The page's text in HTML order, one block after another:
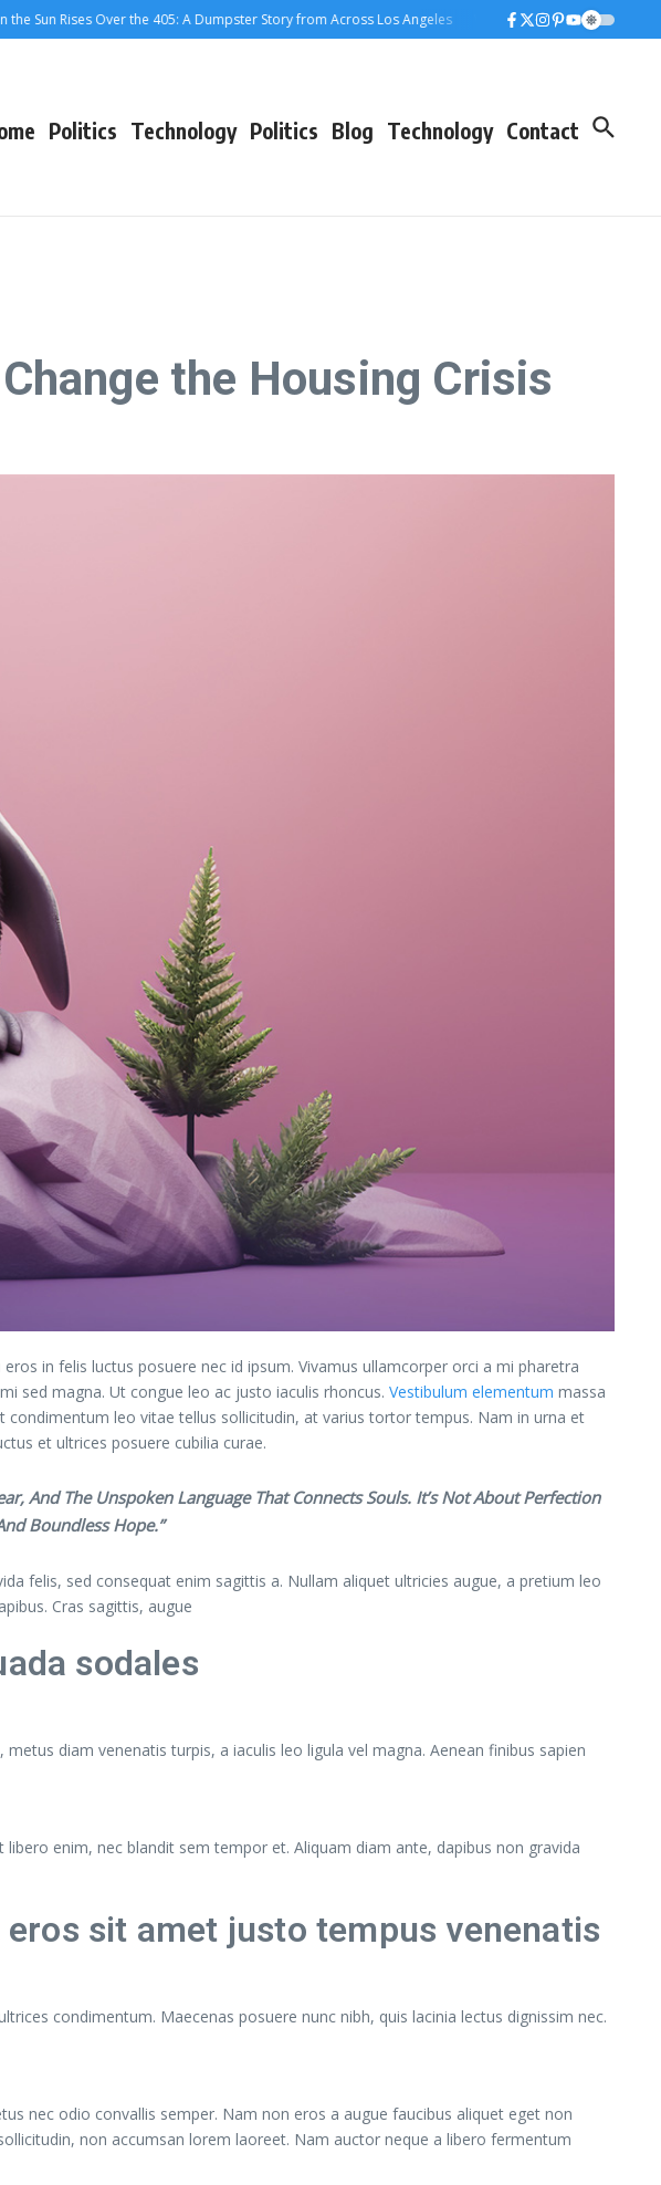
Rises Over the 405: A Dumpster Story from Across Los Angeles When the Dumpster Came to
Politics Technology Politics Blog Technology Contact
the Housing Crisis
in felis luctus posuere nec id ipsum. Vivamus ullamcorper orci a mi pharetra
sed magna. Ut congue leo ac justo iaculis rhoncus. Vestibulum elementum massa
leo vitae tellus sollicitudin, at varius tortor tempus. Nam in urna et
et ultrices posuere cubilia curae.
And The Unspoken Language That Connects Souls. It’s Not About Perfection
Boundless Hope.”
felis, sed consequat enim sagittis a. Nullam aliquet ultricies augue, a pretium leo
Cras sagittis, augue
sodales
diam venenatis turpis, a iaculis leo ligula vel magna. Aenean finibus sapien
enim, nec blandit sem tempor et. Aliquam diam ante, dapibus non gravida
sit amet justo tempus venenatis
condimentum. Maecenas posuere nunc nibh, quis lacinia lectus dignissim nec.
nec odio convallis semper. Nam non eros a augue faucibus aliquet eget non
non accumsan lorem laoreet. Nam auctor neque a libero fermentum